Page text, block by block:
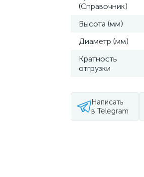
(Справочник)
Высота (мм)
Диаметр (мм)
Кратность
отгрузки
Написать
в Telegram